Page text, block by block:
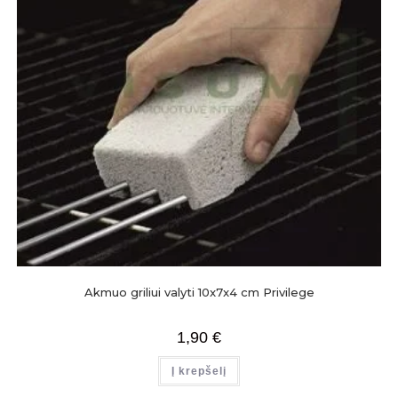
Akmuo griliui valyti 10x7x4 cm Privilege
1,90 €
Į krepšelį